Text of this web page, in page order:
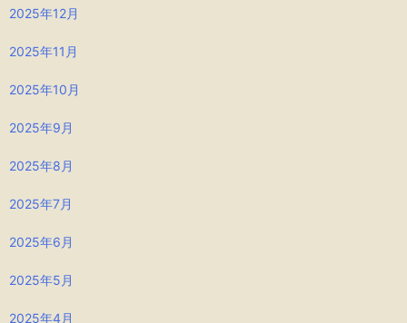
2025年12月
2025年11月
2025年10月
2025年9月
2025年8月
2025年7月
2025年6月
2025年5月
2025年4月